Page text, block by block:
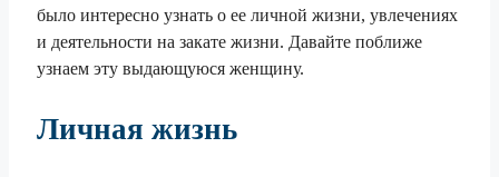
было интересно узнать о ее личной жизни, увлечениях
и деятельности на закате жизни. Давайте поближе
узнаем эту выдающуюся женщину.
Личная жизнь